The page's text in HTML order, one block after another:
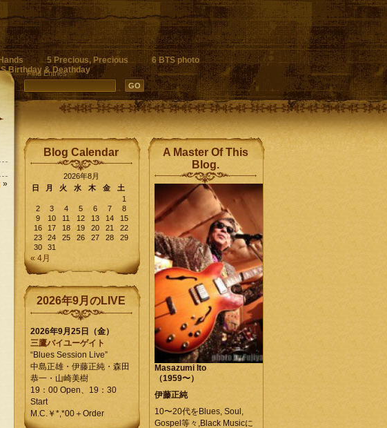
5 Precious, Precious
6 BTS photo
Birthday & Deathday
Find Entries
»
Blog Calendar
2026年8月
日
月 火 水 木 金
土
1
2
3 4 5 6 7
8
9
10 11 12 13 14
15
16
17 18 19 20 21
22
23
24 25 26 27 28
29
30
31
« 4月
2026年9月のLIVE
2026年9月25日（金）
三鷹バイユーゲイト
“Blues Session Live”
中島正雄・伊藤正純・森田
恭一・山崎美樹
19：00 Open、19：30
Start
M.C.￥*,*00＋Order
A Master Of This
Blog.
Masazumi Ito
（1959〜）
伊藤正純
10〜20代をBlues, Soul,
Gospel等々,Black Musicに